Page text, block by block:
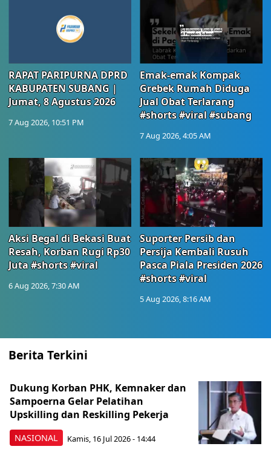
RAPAT PARIPURNA DPRD
KABUPATEN SUBANG |
Jumat, 8 Agustus 2026
7 Aug 2026, 10:51 PM
Emak-emak Kompak
Grebek Rumah Diduga
Jual Obat Terlarang
#shorts #viral #subang
7 Aug 2026, 4:05 AM
Aksi Begal di Bekasi Buat
Resah, Korban Rugi Rp30
Juta #shorts #viral
6 Aug 2026, 7:30 AM
Suporter Persib dan
Persija Kembali Rusuh
Pasca Piala Presiden 2026
#shorts #viral
5 Aug 2026, 8:16 AM
Berita Terkini
NASIONAL
Dukung Korban PHK, Kemnaker dan
Sampoerna Gelar Pelatihan
Upskilling dan Reskilling Pekerja
Kamis, 16 Jul 2026 - 14:44